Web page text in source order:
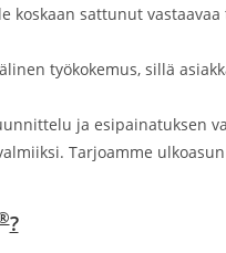
koskaan sattunut
työkokemus, sillä
ja esipainatuksen
Tarjoamme
?